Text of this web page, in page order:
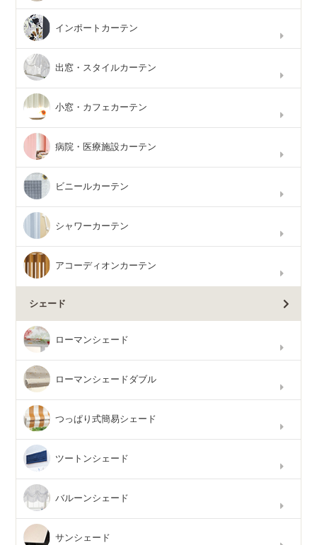
インポートカーテン
出窓・スタイルカーテン
小窓・カフェカーテン
病院・医療施設カーテン
ビニールカーテン
シャワーカーテン
アコーディオンカーテン
シェード
ローマンシェード
ローマンシェードダブル
つっぱり式簡易シェード
ツートンシェード
バルーンシェード
サンシェード